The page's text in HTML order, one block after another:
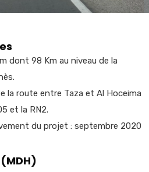
dont 98 Km au niveau de la
la route entre Taza et Al Hoceima
et la RN2.
du projet : septembre 2020